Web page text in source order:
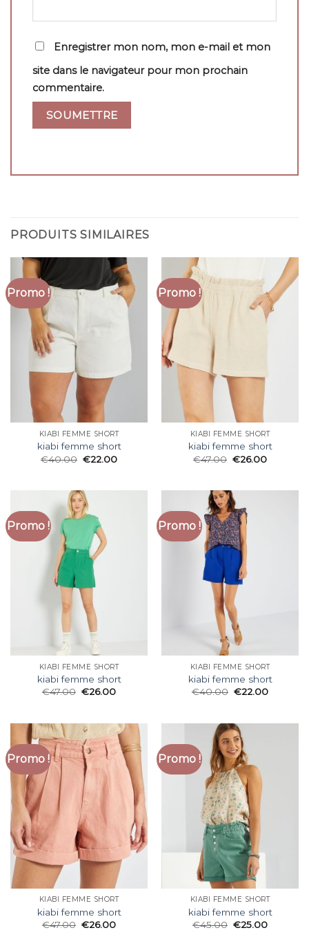
Enregistrer mon nom, mon e-mail et mon
site dans le navigateur pour mon prochain
commentaire.
PRODUITS SIMILAIRES
Promo !
KIABI FEMME SHORT
kiabi femme short
€40.00 €22.00
Promo !
KIABI FEMME SHORT
kiabi femme short
€47.00 €26.00
Promo !
KIABI FEMME SHORT
kiabi femme short
€47.00 €26.00
Promo !
KIABI FEMME SHORT
kiabi femme short
€40.00 €22.00
Promo !
KIABI FEMME SHORT
kiabi femme short
€47.00 €26.00
Promo !
KIABI FEMME SHORT
kiabi femme short
€45.00 €25.00